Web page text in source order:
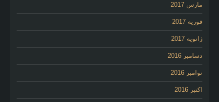
مارس 2017
فوریه 2017
ژانویه 2017
دسامبر 2016
نوامبر 2016
اکتبر 2016